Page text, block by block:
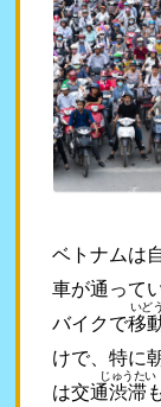
ベトナムは
車が通って
バイクで移
いどう
けで、特に
は交通渋滞
じゅうたい